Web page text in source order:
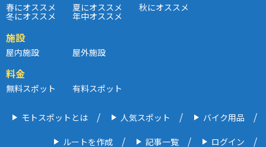
春にオススメ 夏にオススメ 秋にオススメ
冬にオススメ 年中オススメ
施設
屋内施設 屋外施設
料金
無料スポット 有料スポット
モトスポットとは 人気スポット バイク用品
ルートを作成 記事一覧 ログイン